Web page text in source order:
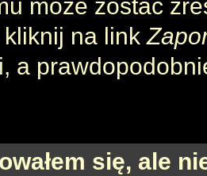
może zostać
kliknij na link
a
się, ale